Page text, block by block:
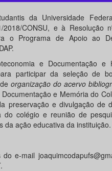
da Universidade
CONSU, e à Resolução
o Programa de Apoio ao
e Documentação e
participar da seleção de
organização do acervo
e Memória do
preservação e divulgação de
do colégio e reunião de
da ação educativa da instituição.
e-mail